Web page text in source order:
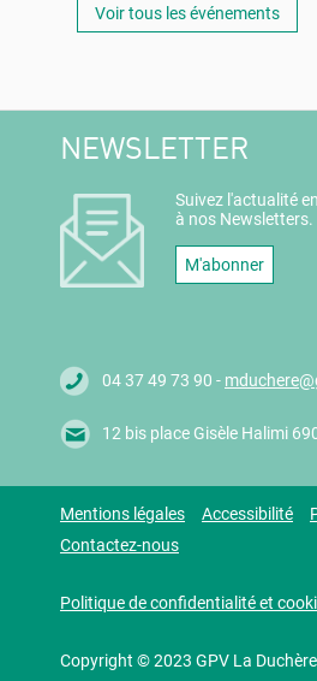
Voir tous les événements
NEWSLETTER
Suivez l'actualité
à nos Newsletters.
M'abonner
04 37 49 73 90 -
12 bis place Gisèle Halimi
Mentions légales Accessibilité
Contactez-nous
Politique de confidentialité et
Copyright © 2023 GPV La Duchère